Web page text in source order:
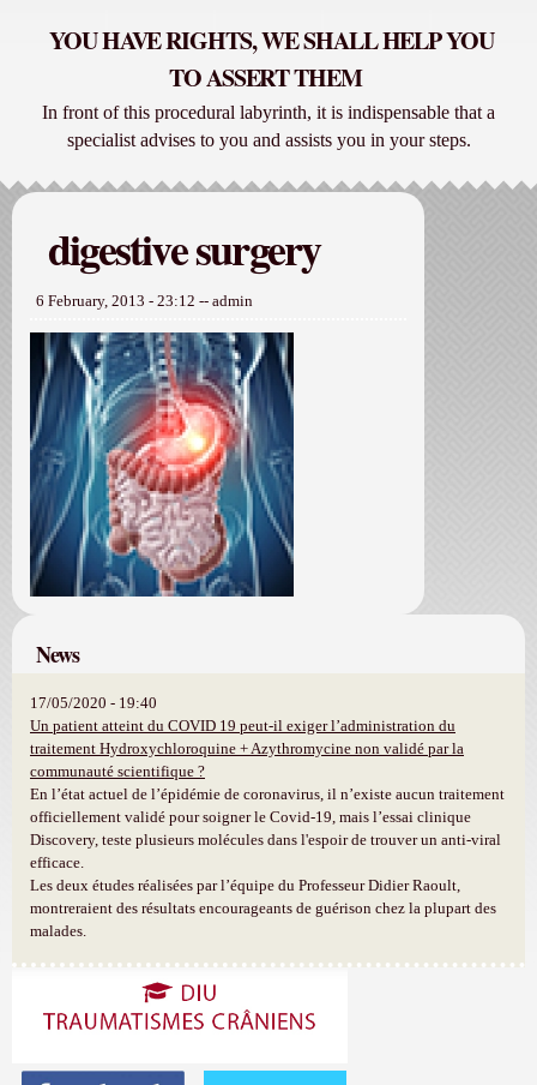
YOU HAVE RIGHTS, WE SHALL HELP YOU
TO ASSERT THEM
In front of this procedural labyrinth, it is indispensable that a
specialist advises to you and assists you in your steps.
digestive surgery
6 February, 2013 - 23:12 -- admin
News
17/05/2020 - 19:40
Un patient atteint du COVID 19 peut-il exiger l’administration du
traitement Hydroxychloroquine + Azythromycine non validé par la
communauté scientifique ?
En l’état actuel de l’épidémie de coronavirus, il n’existe aucun traitement
officiellement validé pour soigner le Covid-19, mais l’essai clinique
Discovery, teste plusieurs molécules dans l'espoir de trouver un anti-viral
efficace.
Les deux études réalisées par l’équipe du Professeur Didier Raoult,
montreraient des résultats encourageants de guérison chez la plupart des
malades.